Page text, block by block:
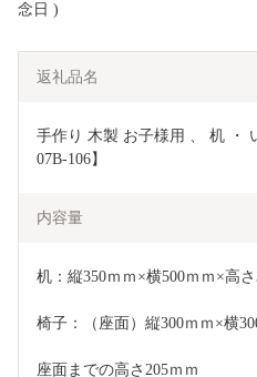
念日 )
返礼品名
手作り 木製 お子様用 、 机 ・
07B-106】
内容量
机：縦350ｍｍ×横500ｍｍ×高
椅子：（座面）縦300ｍｍ×横
座面までの高さ205ｍｍ